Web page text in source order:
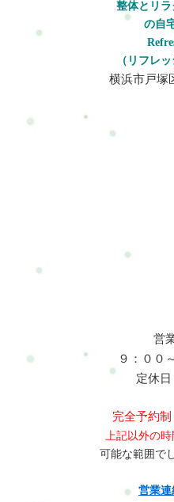
アやアドバイスを通じて、健
重要な要素です。総合整体の
ーチにあります。単一の手法
対しても効果的な施術が可能
す手助けとなります。また、
や機能の向上を図りながら、
向上などをサポートし、心身
じて受けられるアプローチと
整体とリ
の自
（リフレ
横浜市戸塚
営
９：００
定休
完全予約
上記以外の
可能な範囲で
営業